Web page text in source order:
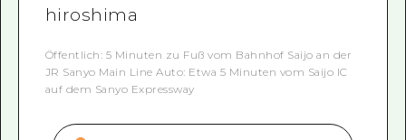
hiroshima
Öffentlich: 5 Minuten zu Fuß vom Bahnhof Saijo an der
JR Sanyo Main Line Auto: Etwa 5 Minuten vom Saijo IC
auf dem Sanyo Expressway